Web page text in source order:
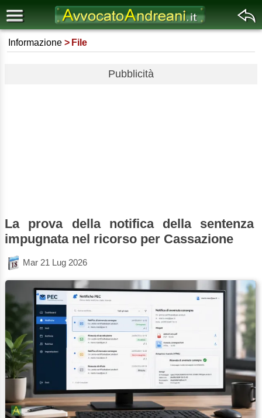
Informazione File
Pubblicità
La prova della notifica della sentenza
impugnata nel ricorso per Cassazione
Mar 21 Lug 2026